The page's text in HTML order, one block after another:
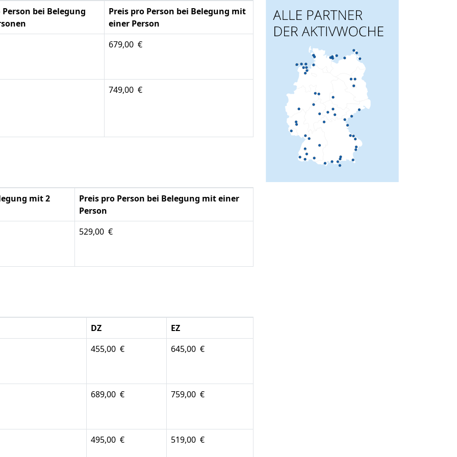
Person bei Belegung
Preis pro Person bei Belegung mit
einer Person
679,00 €
749,00 €
mit 2
Preis pro Person bei Belegung mit einer
Person
529,00 €
DZ
EZ
455,00 €
645,00 €
689,00 € 759,00 €
495,00 € 519,00 €